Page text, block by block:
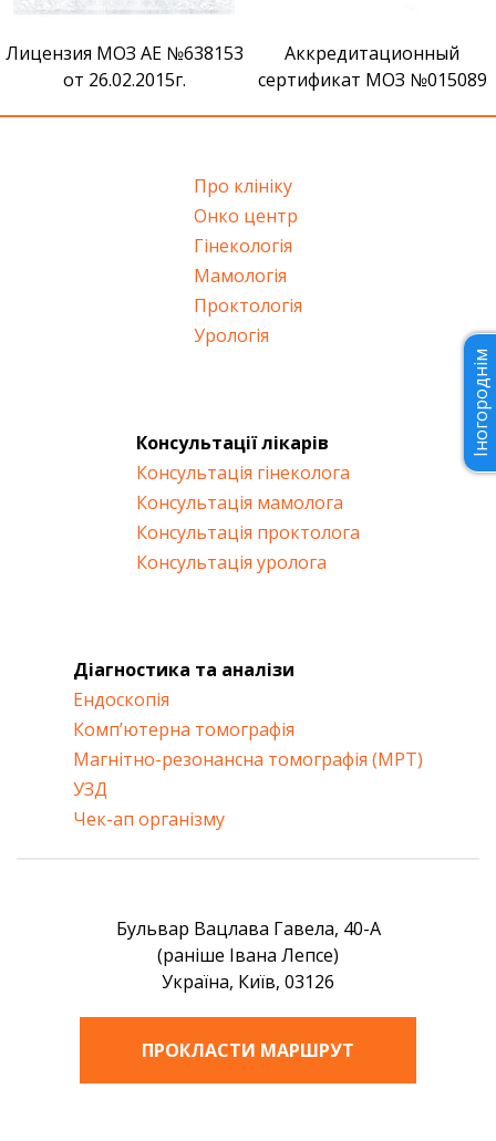
Лицензия МОЗ АЕ №638153
от 26.02.2015г.
Аккредитационный
сертификат МОЗ №015089
Про клініку
Онко центр
Гінекологія
Мамологія
Проктологія
Урологія
Консультації лікарів
Консультація гінеколога
Консультація мамолога
Консультація проктолога
Консультація уролога
Діагностика та аналізи
Ендоскопія
Комп’ютерна томографія
Магнітно-резонансна томографія (МРТ)
УЗД
Чек-ап організму
Бульвар Вацлава Гавела, 40-А
(раніше Івана Лепсе)
Україна, Київ, 03126
ПРОКЛАСТИ МАРШРУТ
Іногороднім